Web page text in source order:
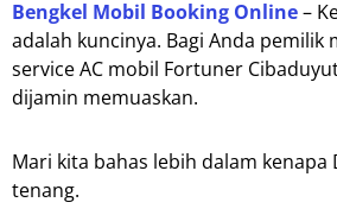
Bengkel Mobil Booking Online–
adalah kuncinya. Bagi Anda
service AC mobil Fortuner
dijamin memuaskan.
Mari kita bahas lebih dalam
tenang.